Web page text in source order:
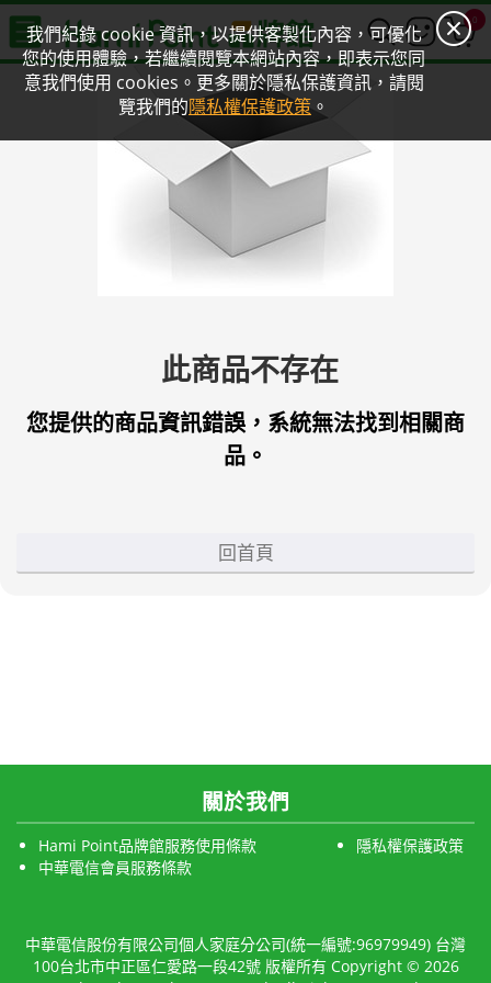
我們紀錄 cookie 資訊，以提供客製化內容，可優化
您的使用體驗，若繼續閱覽本網站內容，即表示您同
意我們使用 cookies。更多關於隱私保護資訊，請閱
覽我們的隱私權保護政策 。
0
此商品不存在
您提供的商品資訊錯誤，系統無法找到相關商
品。
回首頁
關於我們
Hami Point品牌館服務使用條款
隱私權保護政策
中華電信會員服務條款
中華電信股份有限公司個人家庭分公司(統一編號:96979949) 台灣
100台北市中正區仁愛路一段42號 版權所有 Copyright © 2026